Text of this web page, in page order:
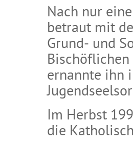
Nach nur
betraut mit
Grund- und
ernannte ihn
Im Herbst
die